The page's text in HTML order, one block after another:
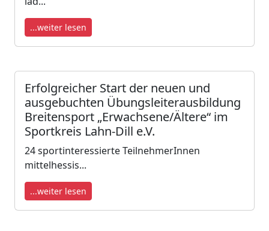
...weiter lesen
Erfolgreicher Start der neuen und
ausgebuchten Übungsleiterausbildung
Breitensport „Erwachsene/Ältere“ im
Sportkreis Lahn-Dill e.V.
24 sportinteressierte TeilnehmerInnen
mittelhessis...
...weiter lesen